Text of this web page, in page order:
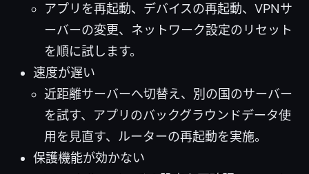
アプリを再起動、デバイスの再起動、VPNサ
ーバーの変更、ネットワーク設定のリセット
を順に試します。
速度が遅い
近距離サーバーへ切替え、別の国のサーバー
を試す、アプリのバックグラウンドデータ使
用を見直す、ルーターの再起動を実施。
保護機能が効かない